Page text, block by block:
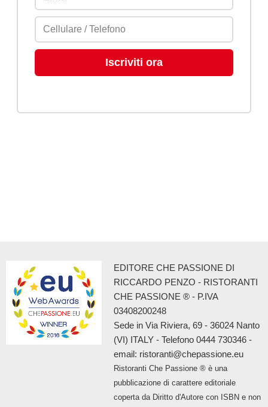
EDITORE CHE PASSIONE DI
RICCARDO PENZO - RISTORANTI
CHE PASSIONE ® - P.IVA
03408200248
Sede in Via Riviera, 69 - 36024 Nanto
(VI) ITALY - Telefono 0444 730346 -
email: ristoranti@chepassione.eu
Ristoranti Che Passione ® è una
pubblicazione di carattere editoriale
coperta da Diritto d'Autore con ISBN e non